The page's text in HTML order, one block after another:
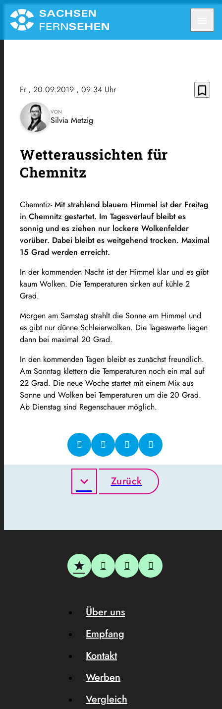
Fr., 20.09.2019 , 09:34 Uhr bookmark_border
VON
Silvia Metzig
Wetteraussichten für
Chemnitz
Chemntiz-Mit strahlend blauem Himmel ist der Freitag
in Chemnitz gestartet. Im Tagesverlauf bleibt es
sonnig und es ziehen nur lockere Wolkenfelder
vorüber. Dabei bleibt es weitgehend trocken. Maximal
15 Grad werden erreicht.
In der kommenden Nacht ist der Himmel klar und es gibt
kaum Wolken. Die Temperaturen sinken auf kühle 2
Grad.
Morgen am Samstag strahlt die Sonne am Himmel und
es gibt nur dünne Schleierwolken. Die Tageswerte liegen
dann bei maximal 20 Grad.
In den kommenden Tagen bleibt es zunächst freundlich.
Am Sonntag klettern die Temperaturen noch ein mal auf
22 Grad. Die neue Woche startet mit einem Mix aus
Sonne und Wolken bei Temperaturen um die 20 Grad.
Ab Dienstag sind Regenschauer möglich.
Zurück
Über uns
Empfang
Kontakt
Werben
Vergleich